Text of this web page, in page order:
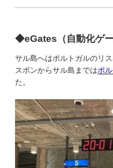
◆eGates（自動化ゲ
サル島へはポルトガルのリ
スボンからサル島まではポ
た。